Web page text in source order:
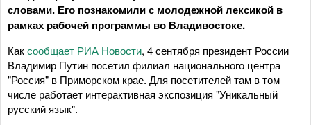
словами. Его познакомили с молодежной лексикой в
рамках рабочей программы во Владивостоке.
Каксообщает РИА Новости, 4 сентября президент России
Владимир Путин посетил филиал национального центра
"Россия" в Приморском крае. Для посетителей там в том
числе работает интерактивная экспозиция "Уникальный
русский язык".